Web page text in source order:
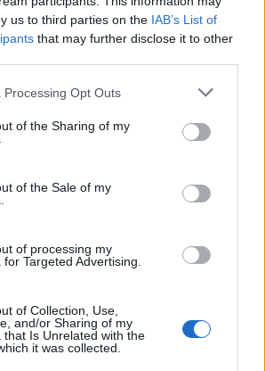
us to third parties on the IAB’s List of
that may further disclose it to other
Processing Opt Outs
of the Sharing of my
of the Sale of my
of processing my
Targeted Advertising.
of Collection, Use,
and/or Sharing of my
that Is Unrelated with the
it was collected.